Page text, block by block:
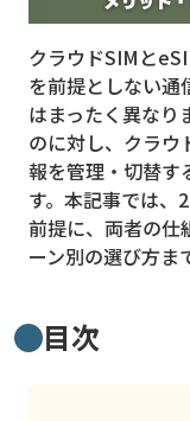
5G
クラウド
M2M
VPN
スマート〇〇
スマート農業
ロボット
クラウドSIMと
を前提としない通
はまったく異なり
のに対し、クラウ
報を管理・切替す
す。本記事では、
前提に、両者の仕
ーン別の選び方ま
目次